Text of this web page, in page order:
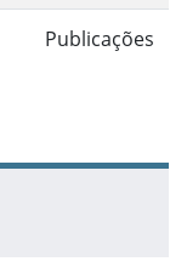
Publicações